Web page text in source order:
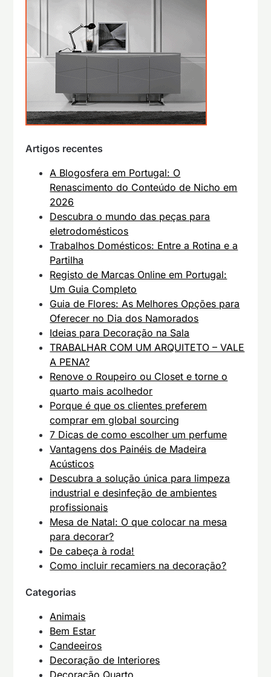
Artigos recentes
A Blogosfera em Portugal: O
Renascimento do Conteúdo de Nicho em
2026
Descubra o mundo das peças para
eletrodomésticos
Trabalhos Domésticos: Entre a Rotina e a
Partilha
Registo de Marcas Online em Portugal:
Um Guia Completo
Guia de Flores: As Melhores Opções para
Oferecer no Dia dos Namorados
Ideias para Decoração na Sala
TRABALHAR COM UM ARQUITETO – VALE
A PENA?
Renove o Roupeiro ou Closet e torne o
quarto mais acolhedor
Porque é que os clientes preferem
comprar em global sourcing
7 Dicas de como escolher um perfume
Vantagens dos Painéis de Madeira
Acústicos
Descubra a solução única para limpeza
industrial e desinfeção de ambientes
profissionais
Mesa de Natal: O que colocar na mesa
para decorar?
De cabeça à roda!
Como incluir recamiers na decoração?
Categorias
Animais
Bem Estar
Candeeiros
Decoração de Interiores
Decoração Quarto